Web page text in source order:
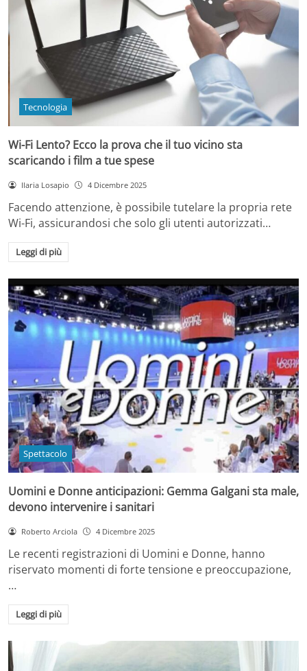
Tecnologia
Wi-Fi Lento? Ecco la prova che il tuo vicino sta
scaricando i film a tue spese
Ilaria Losapio 4 Dicembre 2025
Facendo attenzione, è possibile tutelare la propria rete
Wi-Fi, assicurandosi che solo gli utenti autorizzati…
Leggi di più
Spettacolo
Uomini e Donne anticipazioni: Gemma Galgani sta male,
devono intervenire i sanitari
Roberto Arciola 4 Dicembre 2025
Le recenti registrazioni di Uomini e Donne, hanno
riservato momenti di forte tensione e preoccupazione,
…
Leggi di più